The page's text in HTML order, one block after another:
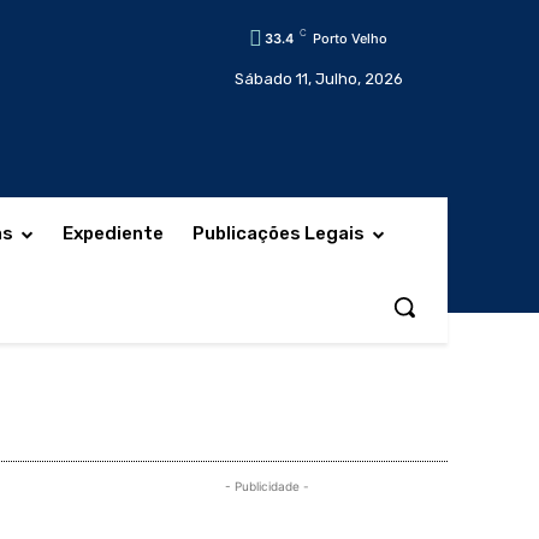
33.4 C Porto Velho
Sábado 11, Julho, 2026
Expediente Publicações Legais
- Publicidade -